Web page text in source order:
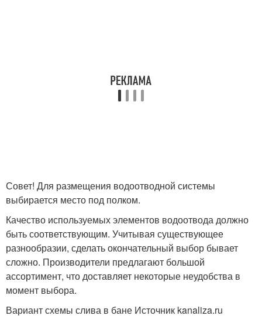
Совет! Для размещения водоотводной системы
выбирается место под полком.
Качество используемых элементов водоотвода должно
быть соответствующим. Учитывая существующее
разнообразии, сделать окончательный выбор бывает
сложно. Производители предлагают большой
ассортимент, что доставляет некоторые неудобства в
момент выбора.
Вариант схемы слива в бане Источник kanaliza.ru